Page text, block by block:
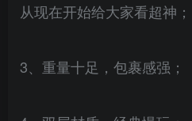
从现在开始给大家看超神；
3、重量十足，包裹感强；